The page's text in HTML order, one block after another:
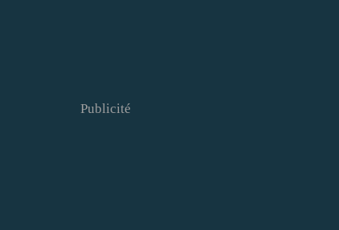
Publicité